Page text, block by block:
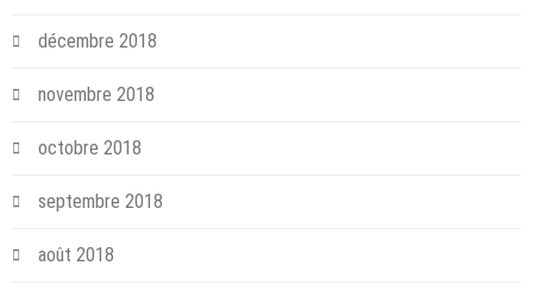
décembre 2018
novembre 2018
octobre 2018
septembre 2018
août 2018